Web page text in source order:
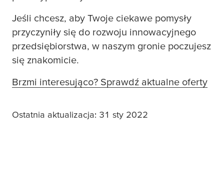
Jeśli chcesz, aby Twoje ciekawe pomysły
przyczyniły się do rozwoju innowacyjnego
przedsiębiorstwa, w naszym gronie poczujesz
się znakomicie.
Brzmi interesująco? Sprawdź aktualne oferty
Ostatnia aktualizacja: 31 sty 2022